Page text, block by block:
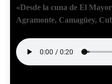
«Desde la cuna de El
Agramonte, Camagüey,